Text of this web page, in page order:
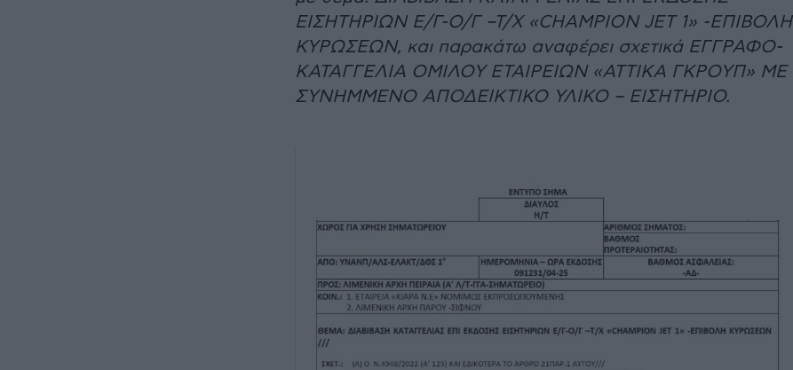
ΕΙΣΗΤΗΡΙΩΝ Ε/Γ-Ο/Γ –Τ/Χ «CHAMPION JET 1» -ΕΠΙΒΟΛΗ
ΚΥΡΩΣΕΩΝ, και παρακάτω αναφέρει σχετικά ΕΓΓΡΑΦΟ-
ΚΑΤΑΓΓΕΛΙΑ ΟΜΙΛΟΥ ΕΤΑΙΡΕΙΩΝ «ΑΤΤΙΚΑ ΓΚΡΟΥΠ» ΜΕ
ΣΥΝΗΜΜΕΝΟ ΑΠΟΔΕΙΚΤΙΚΟ ΥΛΙΚΟ – ΕΙΣΗΤΗΡΙΟ.